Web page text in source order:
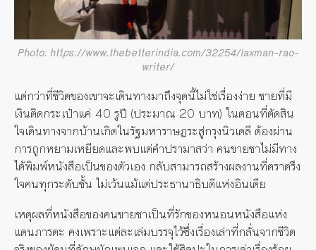
Photo: https://www.thebetterindia.com/32254/laxman-rao-
writer/
แต่กว่าที่ชีวิตของเขาจะเดินทางมาถึงจุดนี้ไม่ใช่เรื่องง่าย ชายที่มี
เงินติดกระเป๋าแค่ 40 รูปี (ประมาณ 20 บาท) ในตอนที่ตัดสิน
ใจเดินทางจากบ้านเกิดในรัฐมหาราษฏระสู่กรุงนิวเดลี ต้องผ่าน
การถูกหยามเหยียดและพบแต่คำปรามาสว่า คนขายชาไม่มีทาง
ได้พิมพ์หนังสือเป็นของตัวเอง กลับสามารถสร้างผลงานที่ตราตรึง
ใจคนทุกระดับชั้น ไม่เว้นแม้แต่ประธานาธิบดีแห่งอินเดีย
เหตุผลที่หนังสือของคนขายชาเป็นที่รักของหนอนหนังสือแห่ง
แดนภารตะ คงเพราะแต่ละเล่มบรรจุไว้ซึ่งเรื่องเล่าที่กลั่นจากชีวิต